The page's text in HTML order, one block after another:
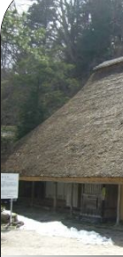
特
推
景
活